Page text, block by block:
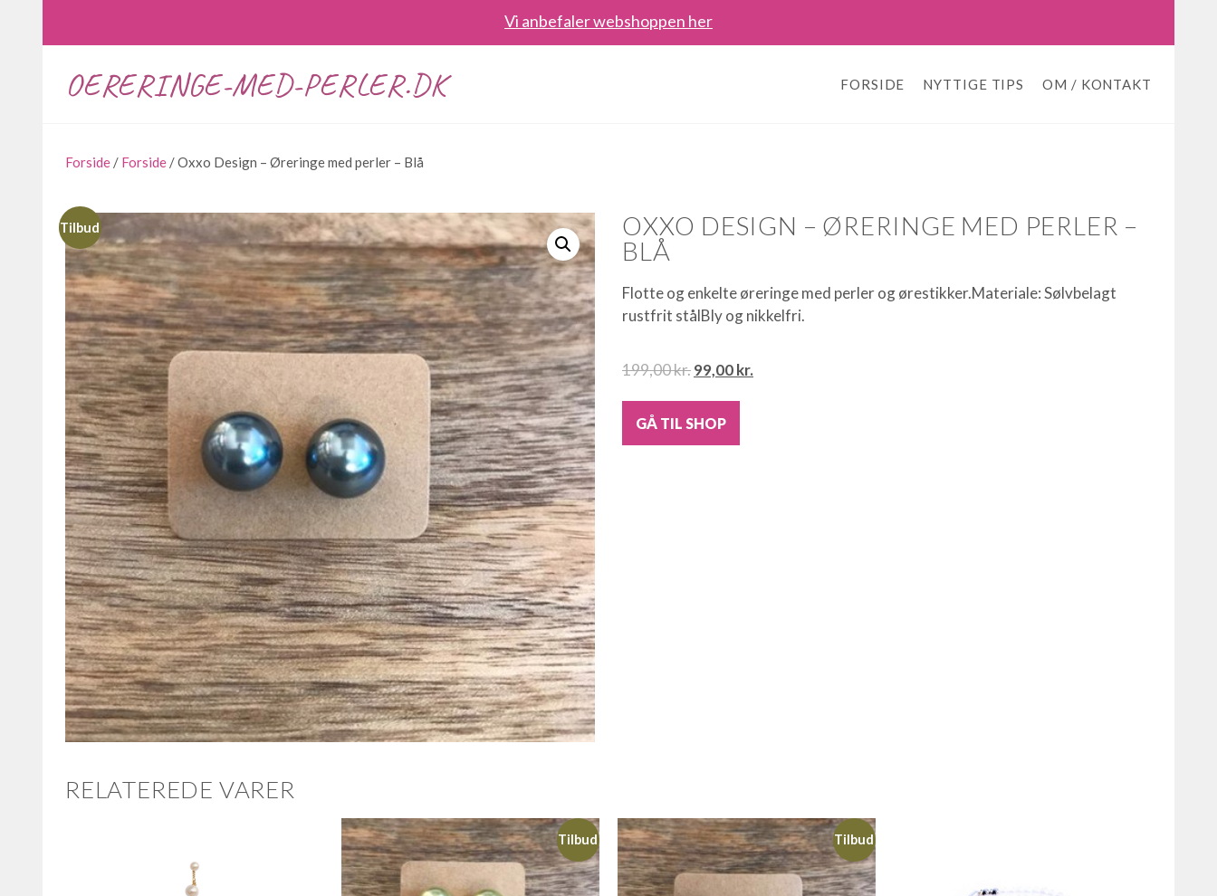
Vi anbefaler webshoppen her
OERERINGE-MED-PERLER.DK FORSIDE NYTTIGE TIPS OM / KONTAKT
Forside / Forside / Oxxo Design – Øreringe med perler – Blå
Tilbud
OXXO DESIGN – ØRERINGE MED PERLER –
BLÅ
Flotte og enkelte øreringe med perler og ørestikker.Materiale: Sølvbelagt
rustfrit stålBly og nikkelfri.
199,00kr.99,00kr.
GÅ TIL SHOP
RELATEREDE VARER
Tilbud Tilbud